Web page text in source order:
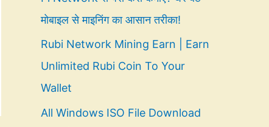
मोबाइल से माइनिंग का आसान तरीका!
Rubi Network Mining Earn | Earn
Unlimited Rubi Coin To Your
Wallet
All Windows ISO File Download